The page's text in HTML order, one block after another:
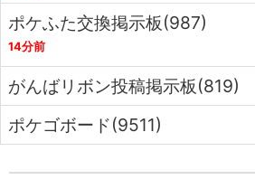
ポケふた交換掲示板(987)
14分前
がんばリボン投稿掲示板(819)
ポケゴボード(9511)